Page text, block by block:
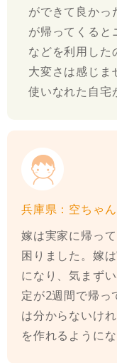
ができて良かっ
が帰ってくると
などを利用した
大変さは感じま
使いなれた自宅
兵庫県：空ちゃん
嫁は実家に帰っ
困りました。嫁
になり、気まず
定が2週間で帰っ
は分からないけ
を作れるようにな